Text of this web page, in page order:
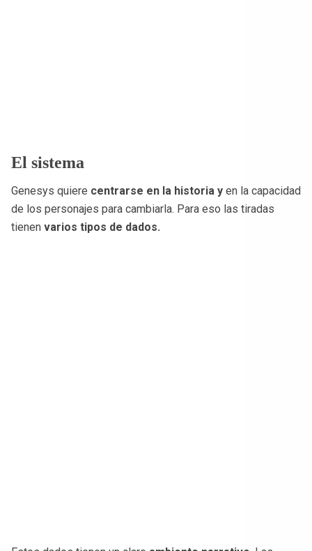
El sistema
Genesys quiere centrarse en la historia y en la capacidad
de los personajes para cambiarla. Para eso las tiradas
tienen varios tipos de dados.